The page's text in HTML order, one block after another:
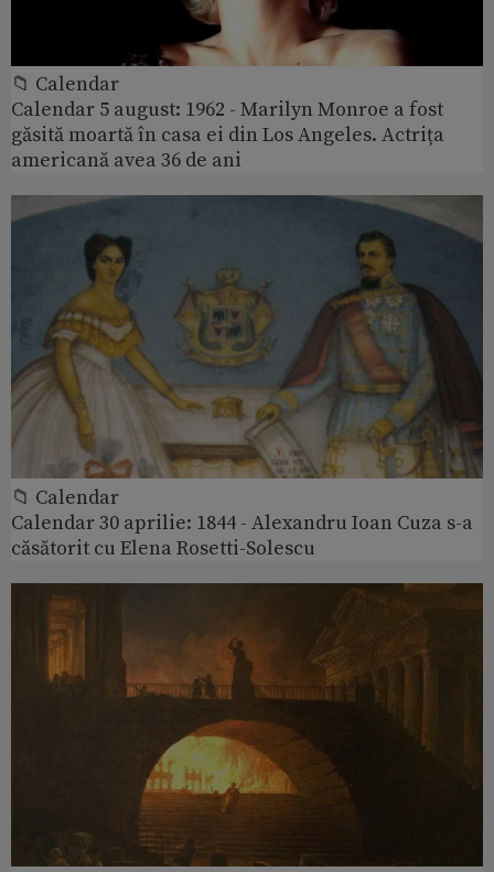
📁 Calendar
Calendar 5 august: 1962 - Marilyn Monroe a fost
găsită moartă în casa ei din Los Angeles. Actrița
americană avea 36 de ani
📁 Calendar
Calendar 30 aprilie: 1844 - Alexandru Ioan Cuza s-a
căsătorit cu Elena Rosetti-Solescu